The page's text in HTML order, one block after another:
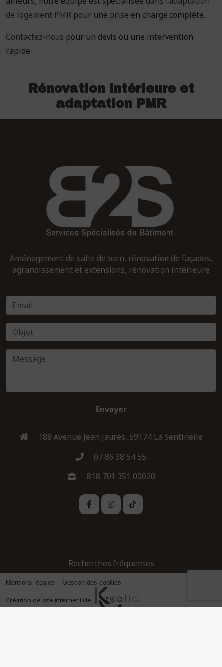
de logement PMR pour une prise en charge complète.
Contactez-nous pour un devis ou une intervention
rapide.
Rénovation intérieure et
adaptation PMR
Aménagement de salle de bain, rénovation de façades,
agrandissement et extensions, rénovation intérieure
Envoyer
188 Avenue Jean Jaurès, 59174 La Sentinelle
07 86 38 54 55
818 701 351 00020
Recherches fréquentes
Mentions légales Gestion des cookies
Création de site internet Lille